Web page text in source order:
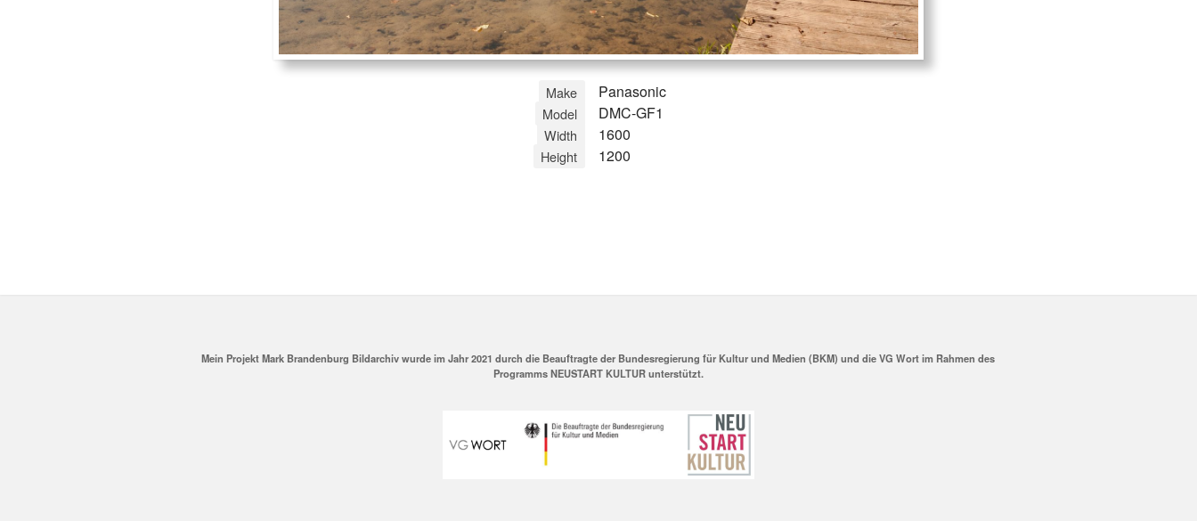
Make Panasonic
Model DMC-GF1
Width 1600
Height 1200
Mein Projekt Mark Brandenburg Bildarchiv wurde im Jahr 2021 durch die Beauftragte der Bundesregierung für Kultur und Medien (BKM) und die VG Wort im Rahmen des
Programms NEUSTART KULTUR unterstützt.